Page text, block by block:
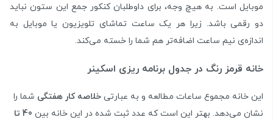
موبایل است. به هیچ وجه، برای داوطلبان کنکور جمع این ستون نباید
دو رقمی باشد. زیرا هر یک ساعت تماشای تلویزیون یا موبایل به
اندازه‌ی نیم ساعت اضافه‌تر هم شما را خسته می‌کند.
خانه قرمز رنگ در جدول برنامه ریزی اسکینر
این خانه مجموع ساعات مطالعه و به عبارتی خلاصه کار هفتگی شما را
نشان می‌دهد. بهتر این است که عدد ثبت شده در این خانه بین
40 تا